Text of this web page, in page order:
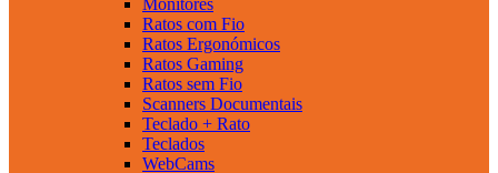
Ratos com Fio
Ratos Ergonómicos
Ratos Gaming
Ratos sem Fio
Scanners Documentais
Teclado + Rato
Teclados
WebCams